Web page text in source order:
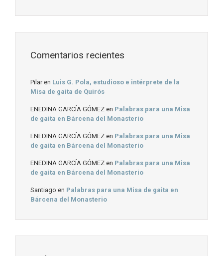
Comentarios recientes
Pilaren Luis G. Pola, estudioso e intérprete de la
Misa de gaita de Quirós
ENEDINA GARCÍA GÓMEZ en Palabras para una Misa
de gaita en Bárcena del Monasterio
ENEDINA GARCÍA GÓMEZ en Palabras para una Misa
de gaita en Bárcena del Monasterio
ENEDINA GARCÍA GÓMEZ en Palabras para una Misa
de gaita en Bárcena del Monasterio
Santiago en Palabras para una Misa de gaita en
Bárcena del Monasterio